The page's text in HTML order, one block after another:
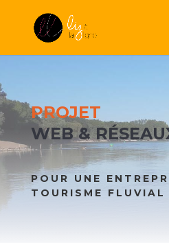
PROJET
WEB &
POUR UNE
TOURISME FLUVIAL